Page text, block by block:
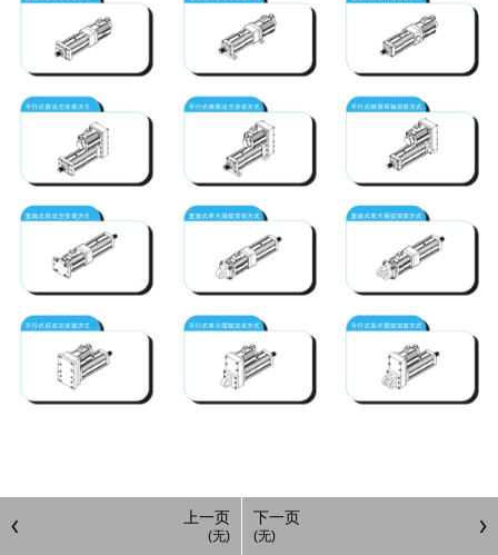
上一页
(无)
下一页
(无)